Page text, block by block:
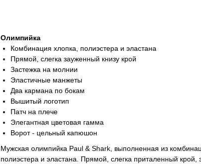
Олимпийка
Комбинация хлопка, полиэстера и эластана
Прямой, слегка зауженный книзу крой
Застежка на молнии
Эластичные манжеты
Два кармана по бокам
Вышитый логотип
Патч на плече
Элегантная цветовая гамма
Ворот - цельный капюшон
Мужская олимпийка Paul & Shark, выполненная из
полиэстера и эластана. Прямой, слегка приталенный